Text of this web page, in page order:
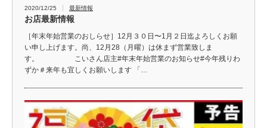
2020/12/25 最新情報
お店最新情報
［年末年始営業のおしらせ］12月３０日〜1月２日迄よろしくお願
い申し上げます。尚、12月28（月曜）は休まず営業致しま
す。 こいさん店主#年末年始営業のお知らせ#今年残りわ
ずか＃来年も宜しくお願いします 「…